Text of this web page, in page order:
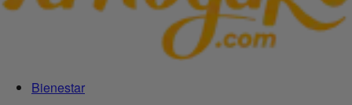
Bienestar